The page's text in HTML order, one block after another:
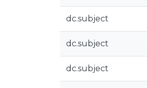
dc.subject
dc.subject
dc.subject